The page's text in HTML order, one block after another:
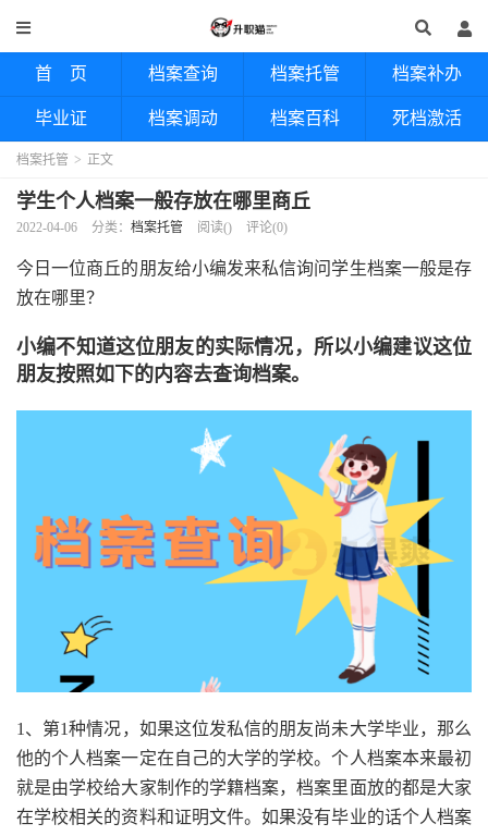
首 页 档案查询 档案托管 档案补办
毕业证 档案调动 档案百科 死档激活
档案托管 > 正文
学生个人档案一般存放在哪里商丘
2022-04-06 分类： 档案托管 阅读() 评论(0)
今日一位商丘的朋友给小编发来私信询问学生档案一般是存
放在哪里？
小编不知道这位朋友的实际情况，所以小编建议这位
朋友按照如下的内容去查询档案。
1、第1种情况，如果这位发私信的朋友尚未大学毕业，那么
他的个人档案一定在自己的大学的学校。个人档案本来最初
就是由学校给大家制作的学籍档案，档案里面放的都是大家
在学校相关的资料和证明文件。如果没有毕业的话个人档案